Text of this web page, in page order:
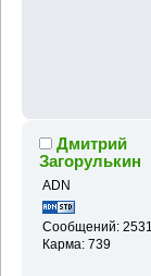
Дмитрий
Загорулькин
ADN
Сообщений: 2531
Карма: 739